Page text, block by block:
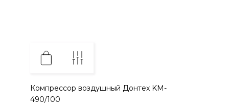
Компрессор воздушный Дoнтex KM-
490/100